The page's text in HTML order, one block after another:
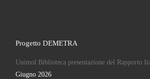
Progetto DEMETRA
Unimol Biblioteca presentazione del Rapporto
Giugno 2026